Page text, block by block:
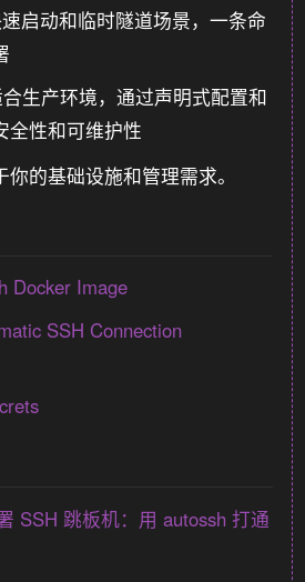
启动和临时隧道场景，一条命
生产环境，通过声明式配置和
全性和可维护性
的基础设施和管理需求。
Docker Image
SSH Connection
SSH 跳板机：用 autossh 打通